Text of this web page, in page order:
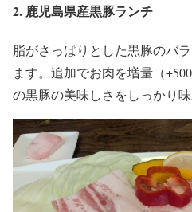
2. 鹿児島県産黒豚ランチ
脂がさっぱりとした黒豚のバ
ます。追加でお肉を増量（
の黒豚の美味しさをしっかり味